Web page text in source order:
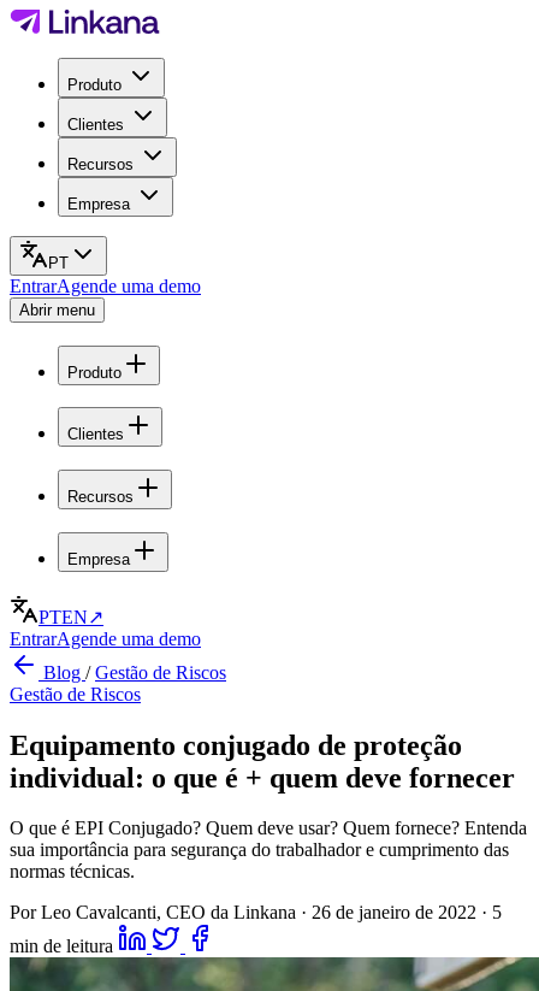
Produto
Clientes
Recursos
Empresa
PT
EntrarAgende uma demo
Abrir menu
Produto
Clientes
Recursos
Empresa
PTEN↗
EntrarAgende uma demo
Blog /Gestão de Riscos
Gestão de Riscos
Equipamento conjugado de proteção
individual: o que é + quem deve fornecer
O que é EPI Conjugado? Quem deve usar? Quem fornece? Entenda
sua importância para segurança do trabalhador e cumprimento das
normas técnicas.
Por Leo Cavalcanti, CEO da Linkana · 26 de janeiro de 2022 · 5
min de leitura